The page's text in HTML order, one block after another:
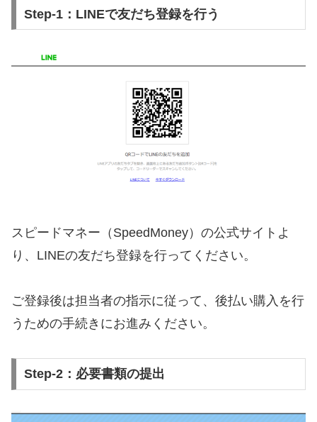
Step-1：LINEで友だち登録を行う
スピードマネー（SpeedMoney）の公式サイトよ
り、LINEの友だち登録を行ってください。
ご登録後は担当者の指示に従って、後払い購入を行
うための手続きにお進みください。
Step-2：必要書類の提出